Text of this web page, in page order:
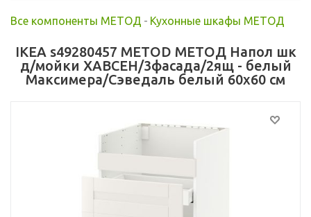
Все компоненты МЕТОД - Кухонные шкафы МЕТОД
IKEA s49280457 METOD МЕТОД Напол шк
д/мойки ХАВСЕН/3фасада/2ящ - белый
Максимера/Сэведаль белый 60x60 см